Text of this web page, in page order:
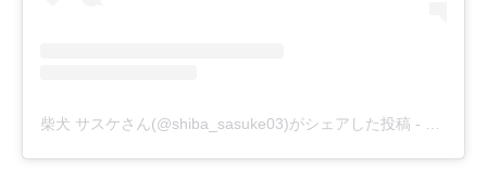
柴犬 サスケさん(@shiba_sasuke03)がシェアした投稿 -